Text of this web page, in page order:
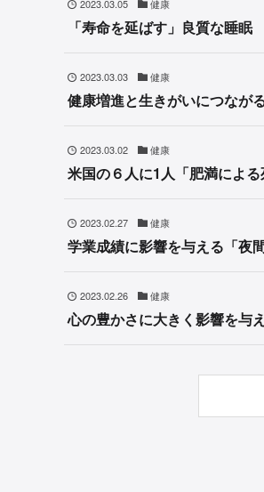
2023.03.05 健康
「寿命を延ばす」良質な睡眠
2023.03.03 健康
健康増進と生きがいにつなが
2023.03.02 健康
米国の６人に1人「肥満による
2023.02.27 健康
学業成績に影響を与える「夜
2023.02.26 健康
心の豊かさに大きく影響を与